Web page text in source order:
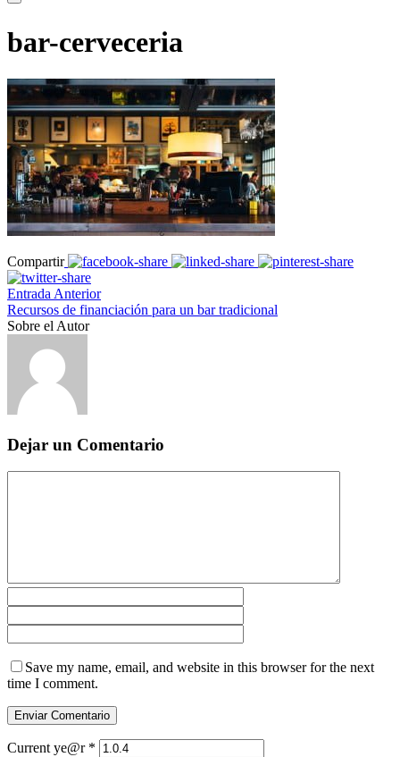
bar-cerveceria
Compartir
Entrada Anterior
Recursos de financiación para un bar tradicional
Sobre el Autor
Dejar un Comentario
Save my name, email, and website in this browser for the next
time I comment.
Current ye@r *